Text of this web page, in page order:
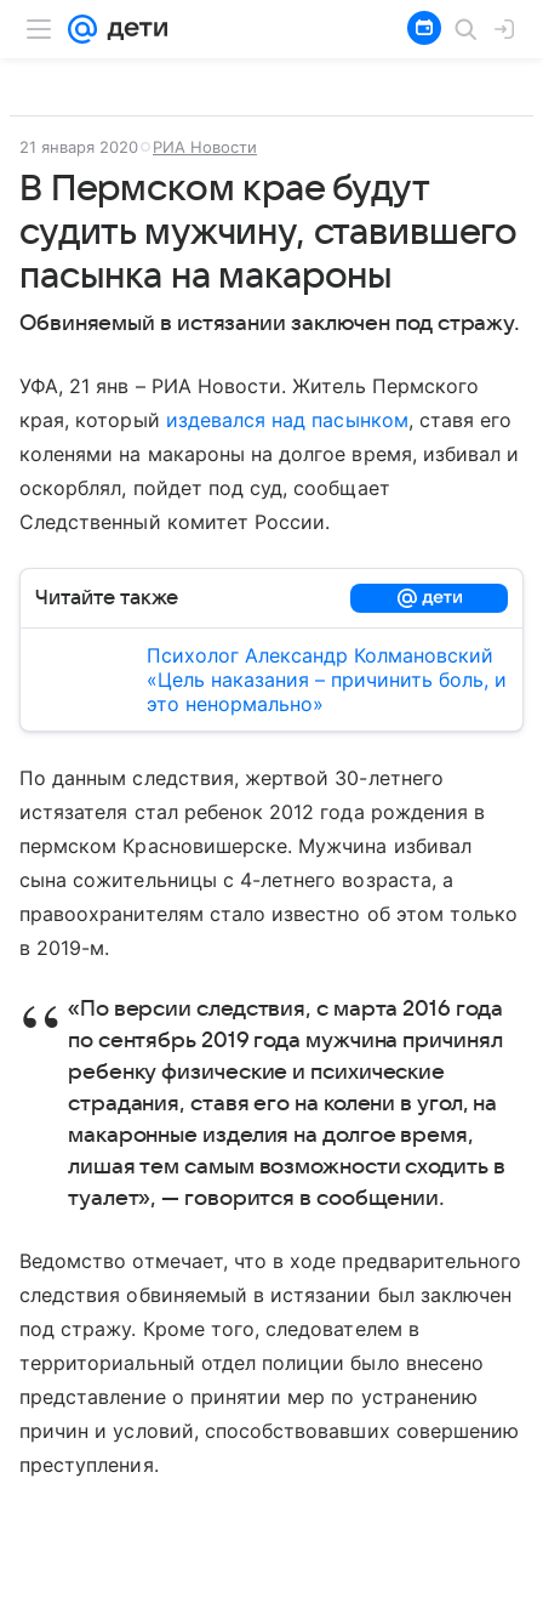
21 января 2020 РИА Новости
В Пермском крае будут
судить мужчину, ставившего
пасынка на макароны
Обвиняемый в истязании заключен под стражу.
УФА, 21 янв – РИА Новости. Житель Пермского
края, который издевался над пасынком, ставя его
коленями на макароны на долгое время, избивал и
оскорблял, пойдет под суд, сообщает
Следственный комитет России.
Читайте также
Психолог Александр Колмановский
«Цель наказания – причинить боль, и
это ненормально»
По данным следствия, жертвой 30-летнего
истязателя стал ребенок 2012 года рождения в
пермском Красновишерске. Мужчина избивал
сына сожительницы с 4-летнего возраста, а
правоохранителям стало известно об этом только
в 2019-м.
«По версии следствия, с марта 2016 года
по сентябрь 2019 года мужчина причинял
ребенку физические и психические
страдания, ставя его на колени в угол, на
макаронные изделия на долгое время,
лишая тем самым возможности сходить в
туалет», — говорится в сообщении.
Ведомство отмечает, что в ходе предварительного
следствия обвиняемый в истязании был заключен
под стражу. Кроме того, следователем в
территориальный отдел полиции было внесено
представление о принятии мер по устранению
причин и условий, способствовавших совершению
преступления.